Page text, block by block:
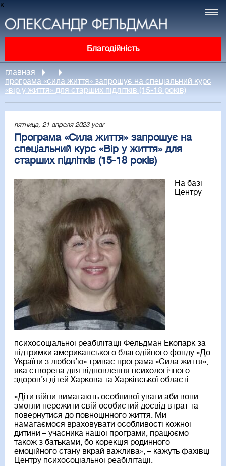
к
Благодійність
главная
програма «сила життя» запрошує на спеціальний курс
«вір у життя» для старших підлітків (15-18 років)
пятница, 21 апреля 2023 year
Програма «Сила життя» запрошує на
спеціальний курс «Вір у життя» для
старших підлітків (15-18 років)
На базі
Центру
психосоціальної реабілітації Фельдман Екопарк за
підтримки американського благодійного фонду «До
України з любов’ю» триває програма «Сила життя»,
яка створена для відновлення психологічного
здоров’я дітей Харкова та Харківської області.
«Діти війни вимагають особливої уваги аби вони
змогли пережити свій особистий досвід втрат та
повернутися до повноцінного життя. Ми
намагаємося враховувати особливості кожної
дитини – учасника нашої програми, працюємо
також з батьками, бо корекція родинного
емоційного стану вкрай важлива», – кажуть фахівці
Центру психосоціальної реабілітації.